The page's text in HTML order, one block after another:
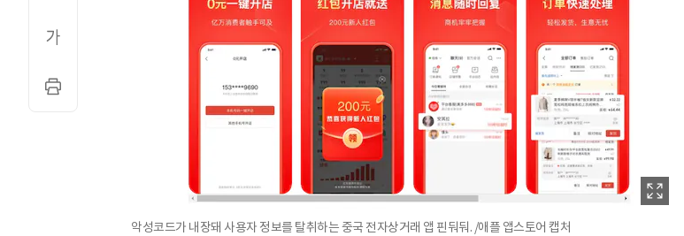
악성코드가 내장돼 사용자 정보를 탈취하는 중국 전자상거래 앱 핀둬둬. /애플 앱스토어 캡처